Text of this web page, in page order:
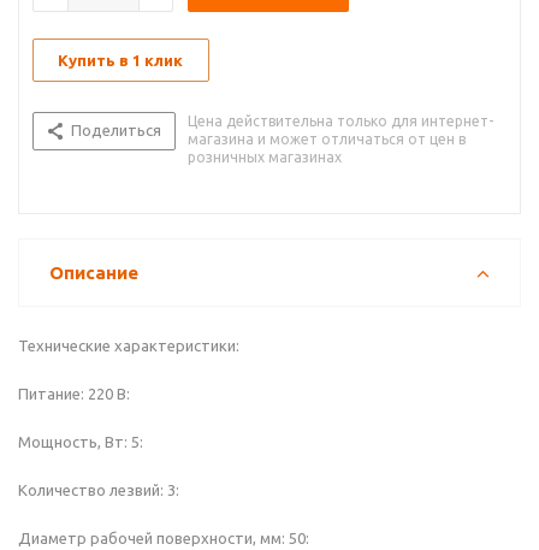
Купить в 1 клик
Поделиться
Цена действительна только для интернет-
магазина и может отличаться от цен в
розничных магазинах
Описание
Технические характеристики:
Питание: 220 В:
Мощность, Вт: 5:
Количество лезвий: 3:
Диаметр рабочей поверхности, мм: 50: